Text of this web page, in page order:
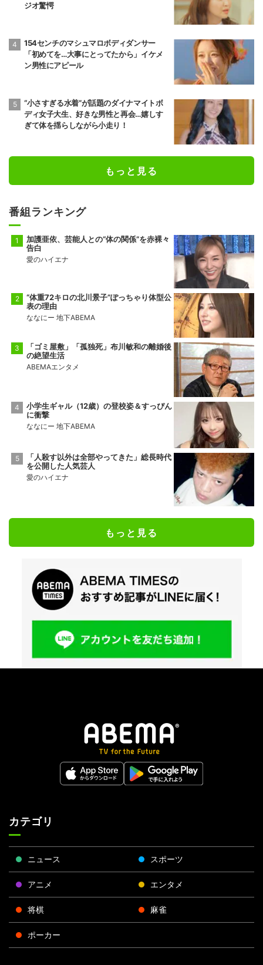
ジオ驚愕
154センチのマシュマロボディダンサー
「初めてを…大事にとってたから」イケメ
ン男性にアピール
“小さすぎる水着”が話題のダイナマイトボ
ディ女子大生、好きな男性と再会…嬉しす
ぎて体を揺らしながら小走り！
もっと見る
番組ランキング
加護亜依、芸能人との“体の関係”を赤裸々
告白
愛のハイエナ
“体重72キロの北川景子”ぽっちゃり体型公
表の理由
ななにー 地下ABEMA
「ゴミ屋敷」「孤独死」布川敏和の離婚後
の絶望生活
ABEMAエンタメ
小学生ギャル（12歳）の登校姿＆すっぴん
に衝撃
ななにー 地下ABEMA
「人殺す以外は全部やってきた」総長時代
を公開した人気芸人
愛のハイエナ
もっと見る
カテゴリ
ニュース スポーツ
アニメ エンタメ
将棋 麻雀
ポーカー